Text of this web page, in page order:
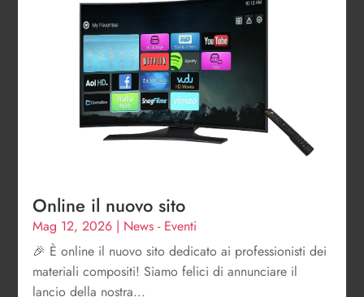
Online il nuovo sito
Mag 12, 2026 | News - Eventi
🎉 È online il nuovo sito dedicato ai professionisti dei
materiali compositi! Siamo felici di annunciare il
lancio della nostra...